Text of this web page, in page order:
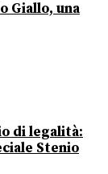
Giallo, una
di legalità:
Stenio